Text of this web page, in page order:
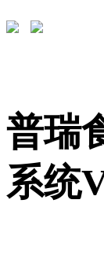
普瑞
系统